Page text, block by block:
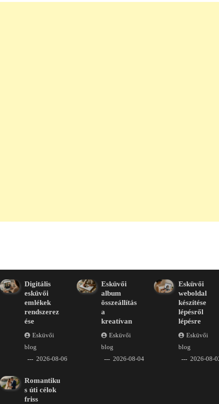
Digitális
esküvői
emlékek
rendszerez
ése
Esküvői
blog
2026-08-06
Esküvői
album
összeállítás
a
kreatívan
Esküvői
blog
2026-08-04
Esküvői
weboldal
készítése
lépésről
lépésre
Esküvői
blog
2026-08-
Romantiku
s úti célok
friss